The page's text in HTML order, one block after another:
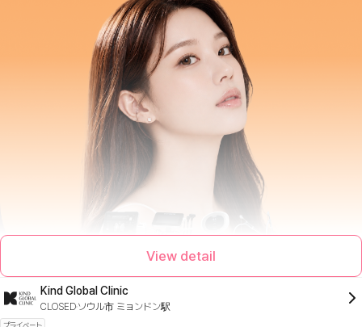
View detail
Kind Global Clinic
CLOSED ソウル市 ミョンドン駅